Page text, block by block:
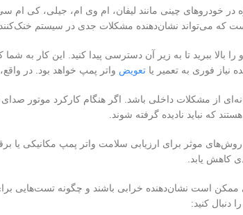
در خودروهای چینی مانند لیفان، ام وی ام، جیلی، کی
می‌تواند نشان‌دهنده مشکلات جدی در سیستم
را بالا ببرید تا به زیر آن دسترسی پیدا کنید. این
نیاز فوری به تعمیر یا تعویض واتر پمپ خواهد بود. در
از مشکلات داخلی باشد. اگر هنگام کارکرد موتور
که نباید نادیده گرفته شوند.
موثر برای ارزیابی سلامت واتر پمپ مکانیکی
کاهش یابد.
دنبال کنید: